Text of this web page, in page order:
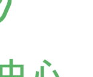
。於此重抄一遍
給蔡杏麗聽，只
」。特此寄給
是起惑 是業生